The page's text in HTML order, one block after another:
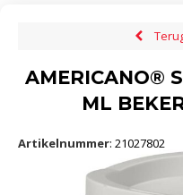
AMERICANO®
ML
Artikelnummer: 21027802